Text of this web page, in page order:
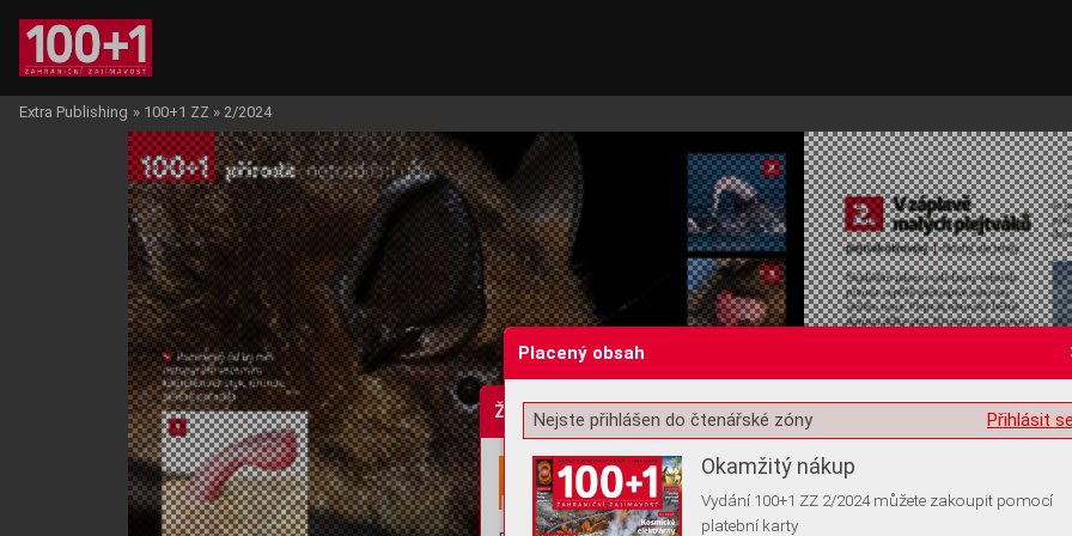
Žádost o souhlas s ukládáním volitelných informací
Extra Publishing » 100+1 ZZ » 2/2024
Placený obsah
Přihlásit
Nejste přihlášen do čtenářské zóny
Okamžitý nákup
Vydání 100+1 ZZ 2/2024 můžete zakoupit pomocí
platební karty